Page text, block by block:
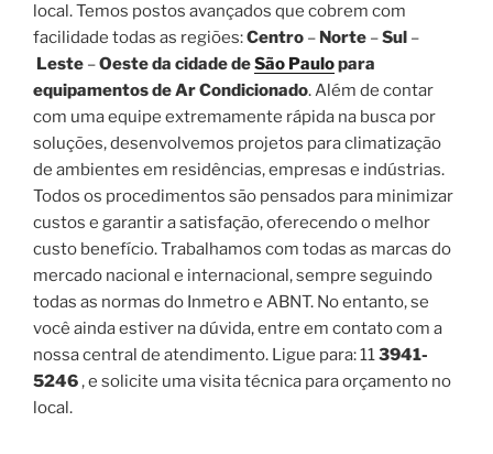
local. Temos postos avançados que cobrem com
facilidade todas as regiões:Centro – Norte –Sul –
Leste –Oeste da cidade deSão Paulopara
equipamentos de Ar Condicionado. Além de contar
com uma equipe extremamente rápida na busca por
soluções, desenvolvemos projetos para climatização
de ambientes em residências, empresas e indústrias.
Todos os procedimentos são pensados para minimizar
custos e garantir a satisfação, oferecendo o melhor
custo benefício. Trabalhamos com todas as marcas do
mercado nacional e internacional, sempre seguindo
todas as normas do Inmetro e ABNT. No entanto, se
você ainda estiver na dúvida, entre em contato com a
nossa central de atendimento. Ligue para: 113941-
5246, e solicite uma visita técnica para orçamento no
local.